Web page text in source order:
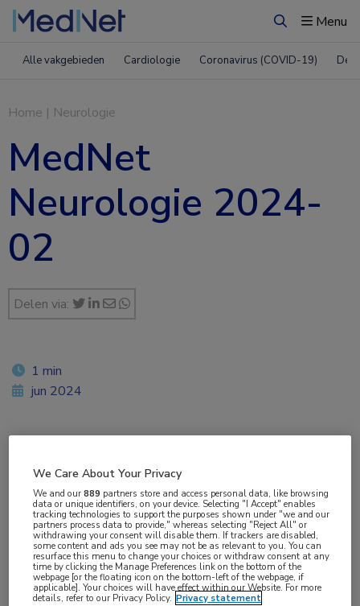
ZoekenMenu
Alle vakgebieden Cardiologie Coronavirus (COVID-19)
Home | Neurologie
MedNet
Neurologie 2024-
02
Delen via:
1 min
jun 2024
Neurologie
We Care About Your Privacy
We and our889 partners store and access personal data, like browsing
data or unique identifiers, on your device. Selecting "I Accept" enables
tracking technologies to support the purposes shown under "we and our
partners process data to provide," whereas selecting "Reject All" or
withdrawing your consent will disable them. If trackers are disabled,
some content and ads you see may not be as relevant to you. You can
resurface this menu to change your choices or withdraw consent at any
time by clicking the Manage Preferences link on the bottom of the
webpage [or the floating icon on the bottom-left of the webpage, if
applicable]. Your choices will have effect within our Website. For more
details, refer to our Privacy Policy. Privacy statement